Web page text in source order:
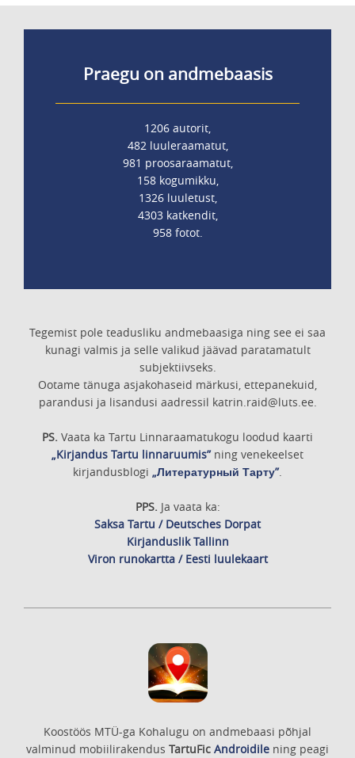
Praegu on andmebaasis
1206 autorit,
482 luuleraamatut,
981 proosaraamatut,
158 kogumikku,
1326 luuletust,
4303 katkendit,
958 fotot.
Tegemist pole teadusliku andmebaasiga ning see ei saa
kunagi valmis ja selle valikud jäävad paratamatult
subjektiivseks.
Ootame tänuga asjakohaseid märkusi, ettepanekuid,
parandusi ja lisandusi aadressil katrin.raid@luts.ee.
PS. Vaata ka Tartu Linnaraamatukogu loodud kaarti
„Kirjandus Tartu linnaruumis”ning venekeelset
kirjandusblogi „Литературный Тарту”.
PPS. Ja vaata ka:
Saksa Tartu / Deutsches Dorpat
Kirjanduslik Tallinn
Viron runokartta / Eesti luulekaart
Koostöös MTÜ-ga Kohalugu on andmebaasi põhjal
valminud mobiilirakendus TartuFic Androidile ning peagi